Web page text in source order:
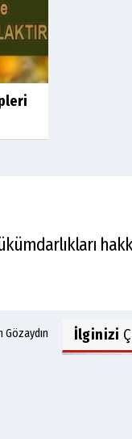
Gözaydın İlginizi